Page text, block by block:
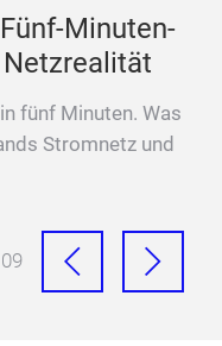
Minuten-
fünf Minuten. Was
Stromnetz und